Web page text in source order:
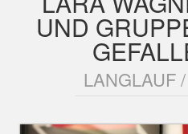
ND
LANGLAUF